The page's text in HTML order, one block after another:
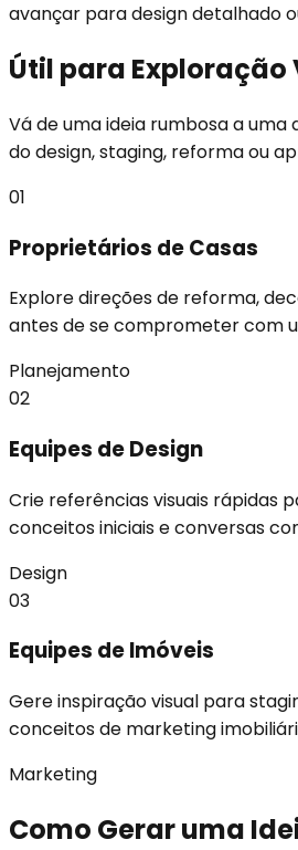
avançar para design detalhado
Útil para Exploração
Vá de uma ideia rumbosa a uma
do design, staging, reforma ou
01
Proprietários de Casas
Explore direções de reforma,
antes de se comprometer com
Planejamento
02
Equipes de Design
Crie referências visuais rápidas
conceitos iniciais e conversas
Design
03
Equipes de Imóveis
Gere inspiração visual para
conceitos de marketing
Marketing
Como Gerar uma